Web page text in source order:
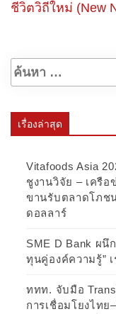
ชีวิตวิถีใหม่ (New
เรื่องล่าสุด
Vitafoods Asia
ชูงานวิจัย – เครือ
ขานรับตลาดโภช
ดอลลาร์
SME D Bank ผนึ
ทุนคู่องค์ความรู้”
ททท. จับมือ
การเชื่อมโยงไท